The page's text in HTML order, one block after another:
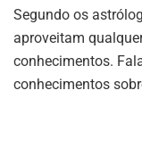
Segundo os
aproveitam
conhecimentos.
conhecimentos